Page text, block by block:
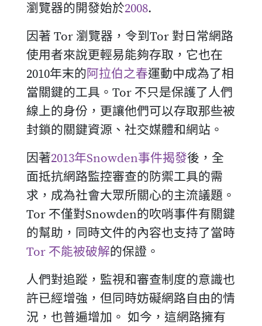
瀏覽器的開發始於2008.
因著 Tor 瀏覽器，令到Tor 對日常網路
使用者來說更輕易能夠存取，它也在
2010年末的阿拉伯之春運動中成為了相
當關鍵的工具。Tor 不只是保護了人們
線上的身份，更讓他們可以存取那些被
封鎖的關鍵資源、社交媒體和網站。
因著2013年Snowden事件揭發後，全
面抵抗網路監控審查的防禦工具的需
求，成為社會大眾所關心的主流議題。
Tor 不僅對Snowden的吹哨事件有關鍵
的幫助，同時文件的內容也支持了當時
Tor 不能被破解的保證。
人們對追蹤，監視和審查制度的意識也
許已經增強，但同時妨礙網路自由的情
況，也普遍增加。 如今，這網路擁有